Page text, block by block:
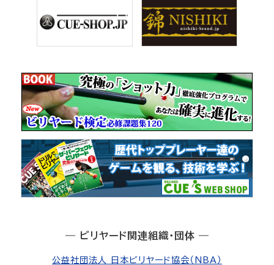
― ビリヤード関連組織・団体 ―
公益社団法人 日本ビリヤード協会（NBA）